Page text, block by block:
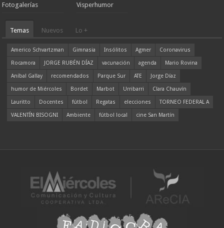
Fotogalerías Visperhumor
Temas Nuevos Lo +
Americo Schvartzman Gimnasia Insólitos Agmer
Coronavirus
Rocamora
JORGE RUBÉN DÍAZ vacunación agenda
Mario Rovina
Aníbal Gallay
recomendados Parque Sur ATE
Jorge Díaz
humor de Miércoles
Bordet Marbot Urribarri
Clara Chauvín
Lauritto
Docentes fútbol Regatas elecciones
TORNEO FEDERAL A
VALENTÍN BISOGNI
Ambiente fútbol local cine San Martín